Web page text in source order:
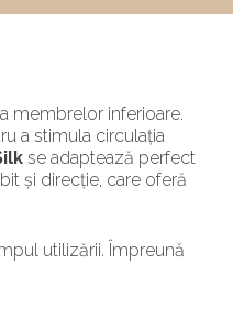
membrelor inferioare.
a stimula circulația
se adaptează perfect
și direcție, care oferă
utilizării. Împreună